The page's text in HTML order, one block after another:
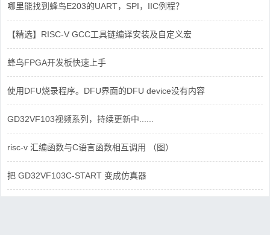
哪里能找到蜂鸟E203的UART，SPI，IIC例程？
【精选】RISC-V GCC工具链编译安装及自定义宏
蜂鸟FPGA开发板快速上手
使用DFU烧录程序。DFU界面的DFU device没有内容
GD32VF103视频系列，持续更新中......
risc-v 汇编函数与C语言函数相互调用 （图）
把 GD32VF103C-START 变成仿真器